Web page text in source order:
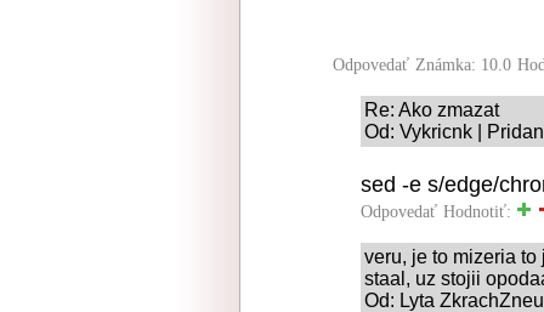
Odpovedať Známka: 10.0
Re: Ako zmazat
Od: Vykricnk |
sed -e s/edge/
Odpovedať Hodnotiť:
veru, je to mizeria
staal, uz stojii
Od: Lyta